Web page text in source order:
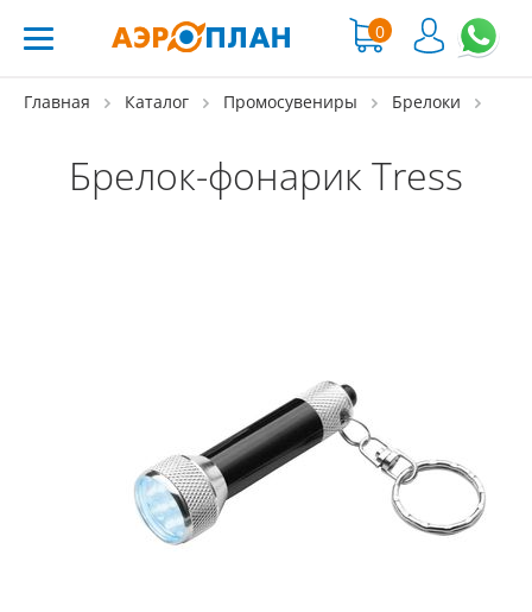
0
Главная Каталог Промосувениры Брелоки
Брелок-фонарик Tress